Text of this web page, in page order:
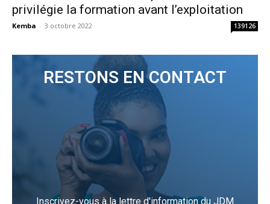
privilégie la formation avant l’exploitation
Kemba - 3 octobre 2022 139126
RESTONS EN CONTACT
Inscrivez-vous à la lettre d'information du JDM